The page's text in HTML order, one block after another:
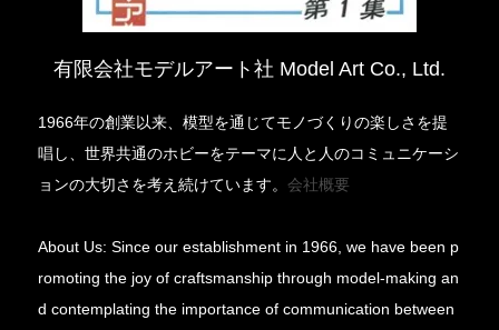
有限会社モデルアート社 Model Art Co., Ltd.
1966年の創業以来、模型を通じてモノづくりの楽しさを提
唱し、世界共通のホビーをテーマに人と人のコミュニケーシ
ョンの大切さを考え続けています。会社概要
About Us: Since our establishment in 1966, we have been p
romoting the joy of craftsmanship through model-making an
d contemplating the importance of communication between